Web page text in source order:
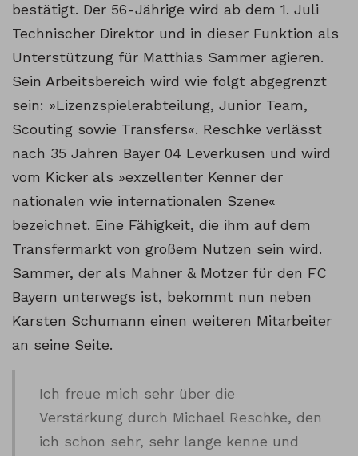
bestätigt. Der 56-Jährige wird ab dem 1. Juli
Technischer Direktor und in dieser Funktion als
Unterstützung für Matthias Sammer agieren.
Sein Arbeitsbereich wird wie folgt abgegrenzt
sein: »Lizenzspielerabteilung, Junior Team,
Scouting sowie Transfers«. Reschke verlässt
nach 35 Jahren Bayer 04 Leverkusen und wird
vom Kicker als »exzellenter Kenner der
nationalen wie internationalen Szene«
bezeichnet. Eine Fähigkeit, die ihm auf dem
Transfermarkt von großem Nutzen sein wird.
Sammer, der als Mahner & Motzer für den FC
Bayern unterwegs ist, bekommt nun neben
Karsten Schumann einen weiteren Mitarbeiter
an seine Seite.
Ich freue mich sehr über die
Verstärkung durch Michael Reschke, den
ich schon sehr, sehr lange kenne und